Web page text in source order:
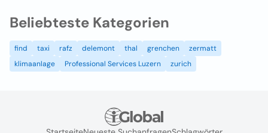
Beliebteste Kategorien
find taxi rafz delemont thal grenchen
zermatt
klimaanlage
Professional Services Luzern zurich